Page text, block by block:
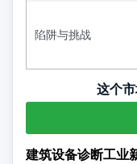
陷阱与挑战
这个
建筑设备诊断工业